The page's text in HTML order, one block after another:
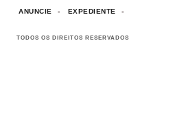
ANUNCIE EXPEDIENTE
TODOS OS DIREITOS RESERVADOS